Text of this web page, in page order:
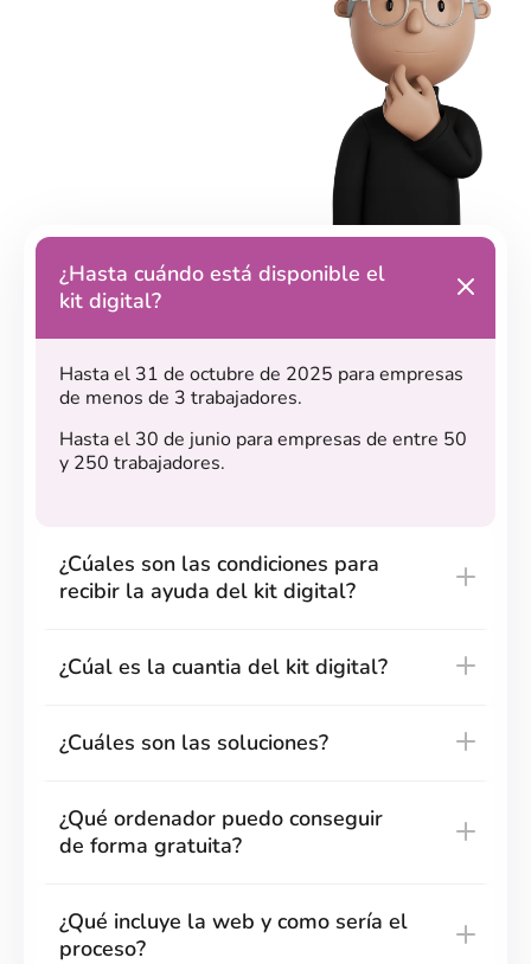
¿Hasta cuándo está disponible el
kit digital?
Hasta el 31 de octubre de 2025 para empresas
de menos de 3 trabajadores.
Hasta el 30 de junio para empresas de entre 50
y 250 trabajadores.
¿Cúales son las condiciones para
recibir la ayuda del kit digital?
¿Cúal es la cuantia del kit digital?
¿Cuáles son las soluciones?
¿Qué ordenador puedo conseguir
de forma gratuita?
¿Qué incluye la web y como sería el
proceso?